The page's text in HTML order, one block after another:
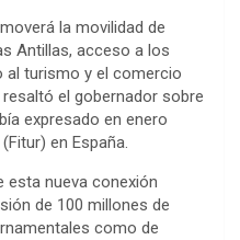
la movilidad de
Antillas, acceso a los
al turismo y el comercio
el gobernador sobre
expresado en enero
en España.
esta nueva conexión
de 100 millones de
como de